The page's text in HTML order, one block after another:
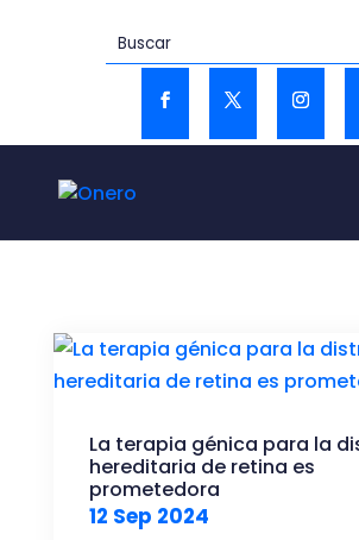
La terapia génica para la
hereditaria de retina es
prometedora
12 Sep 2024